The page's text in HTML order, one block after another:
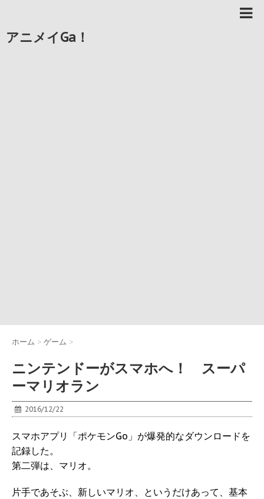
アニメイGa！
ホーム > ゲーム >
ニンテンドーがスマホへ！ スーパ
ーマリオラン
2016/12/22
スマホアプリ「ポケモンGo」が爆発的なダウンロードを
記録した。
第二弾は、マリオ。
片手であそぶ、新しいマリオ、というだけあって、基本